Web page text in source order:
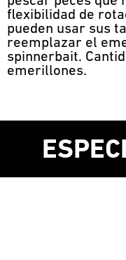
flexibilidad de
pueden usar sus
reemplazar el
spinnerbait.
emerillones.